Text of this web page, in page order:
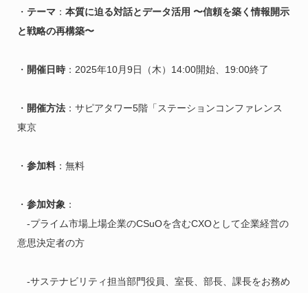
・ テーマ： 本質に迫る対話とデータ活用 〜信頼を築く情報開示
と戦略の再構築〜
・ 開催日時：2025年10月9日（木）14:00開始、19:00終了
・ 開催方法：サピアタワー5階「ステーションコンファレンス
東京
・ 参加料：無料
・ 参加対象 ：
-プライム市場上場企業のCSuOを含むCXOとして企業経営の
意思決定者の方
-サステナビリティ担当部門役員、室長、部長、課長をお務め